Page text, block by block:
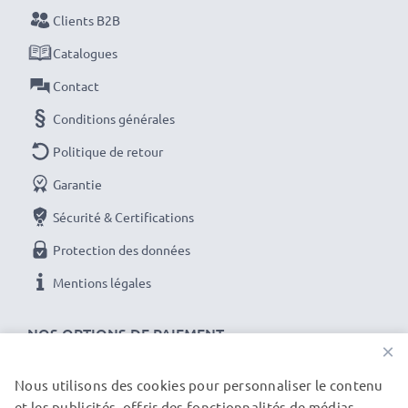
et une longévité optimales, chargez complètement
vos batteries avant leur première utilisation.
Ne ratez plus jamais un cliché avec ce chargeur de
batterie LCD intelligent et compact de CELLONIC.
et une garantie de 3 ans !
NOS OPTIONS DE PAIEMENT
Clients B2B
Catalogues
Contact
Conditions générales
Politique de retour
Garantie
Sécurité & Certifications
Protection des données
Mentions légales
×
Nous utilisons des cookies pour personnaliser le contenu